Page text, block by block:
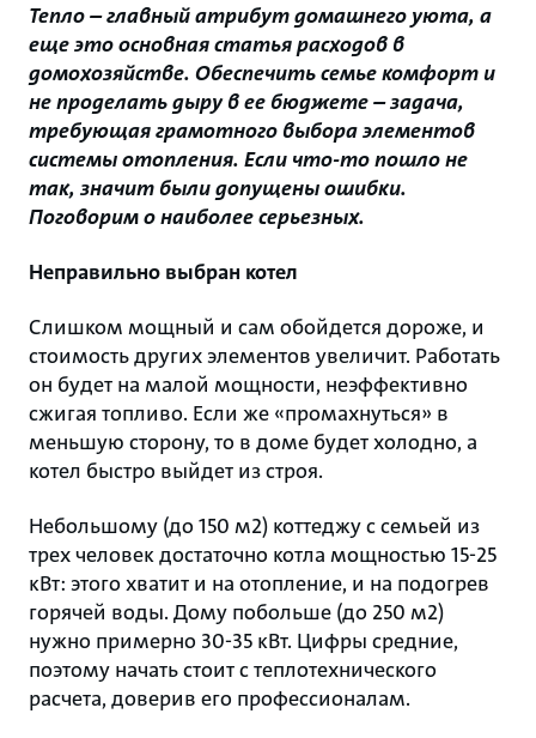
Тепло – главный атрибут домашнего уюта, а
еще это основная статья расходов в
домохозяйстве. Обеспечить семье комфорт и
не проделать дыру в ее бюджете – задача,
требующая грамотного выбора элементов
системы отопления. Если что-то пошло не
так, значит были допущены ошибки.
Поговорим о наиболее серьезных.
Неправильно выбран котел
Слишком мощный и сам обойдется дороже, и
стоимость других элементов увеличит. Работать
он будет на малой мощности, неэффективно
сжигая топливо. Если же «промахнуться» в
меньшую сторону, то в доме будет холодно, а
котел быстро выйдет из строя.
Небольшому (до 150 м2) коттеджу с семьей из
трех человек достаточно котла мощностью 15-25
кВт: этого хватит и на отопление, и на подогрев
горячей воды. Дому побольше (до 250 м2)
нужно примерно 30-35 кВт. Цифры средние,
поэтому начать стоит с теплотехнического
расчета, доверив его профессионалам.